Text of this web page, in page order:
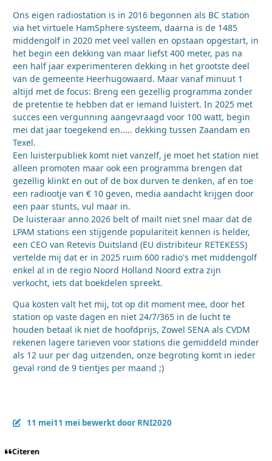
Ons eigen radiostation is in 2016 begonnen als BC station
via het virtuele HamSphere systeem, daarna is de 1485
middengolf in 2020 met veel vallen en opstaan opgestart, in
het begin een dekking van maar liefst 400 meter, pas na
een half jaar experimenteren dekking in het grootste deel
van de gemeente Heerhugowaard. Maar vanaf minuut 1
altijd met de focus: Breng een gezellig programma zonder
de pretentie te hebben dat er iemand luistert. In 2025 met
succes een vergunning aangevraagd voor 100 watt, begin
mei dat jaar toegekend en..... dekking tussen Zaandam en
Texel.
Een luisterpubliek komt niet vanzelf, je moet het station niet
alleen promoten maar ook een programma brengen dat
gezellig klinkt en out of de box durven te denken, af en toe
een radiootje van € 10 geven, media aandacht krijgen door
een paar stunts, vul maar in.
De luisteraar anno 2026 belt of mailt niet snel maar dat de
LPAM stations een stijgende populariteit kennen is helder,
een CEO van Retevis Duitsland (EU distribiteur RETEKESS)
vertelde mij dat er in 2025 ruim 600 radio's met middengolf
enkel al in de regio Noord Holland Noord extra zijn
verkocht, iets dat boekdelen spreekt.
Qua kosten valt het mij, tot op dit moment mee, door het
station op vaste dagen en niet 24/7/365 in de lucht te
houden betaal ik niet de hoofdprijs, Zowel SENA als CVDM
rekenen lagere tarieven voor stations die gemiddeld minder
als 12 uur per dag uitzenden, onze begroting komt in ieder
geval rond de 9 tientjes per maand ;)
11 mei11 mei bewerkt door RNI2020
Citeren